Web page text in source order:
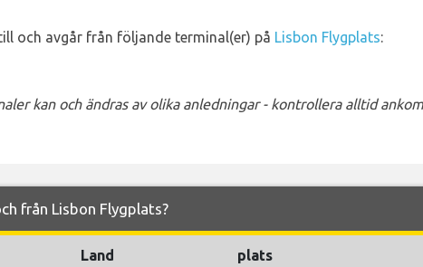
och avgår från följande terminal(er) på Lisbon Flygplats:
kan och ändras av olika anledningar - kontrollera alltid
från Lisbon Flygplats?
Land plats